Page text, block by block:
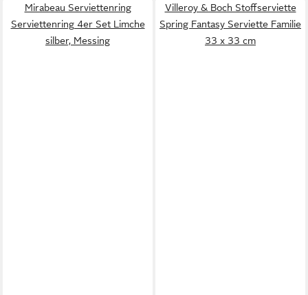
Mirabeau Serviettenring
Serviettenring 4er Set Limche
silber, Messing
Villeroy & Boch Stoffserviette
Spring Fantasy Serviette Familie
33 x 33 cm